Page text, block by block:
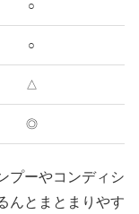
○
○
△
◎
プーやコンディシ
んとまとまりやす